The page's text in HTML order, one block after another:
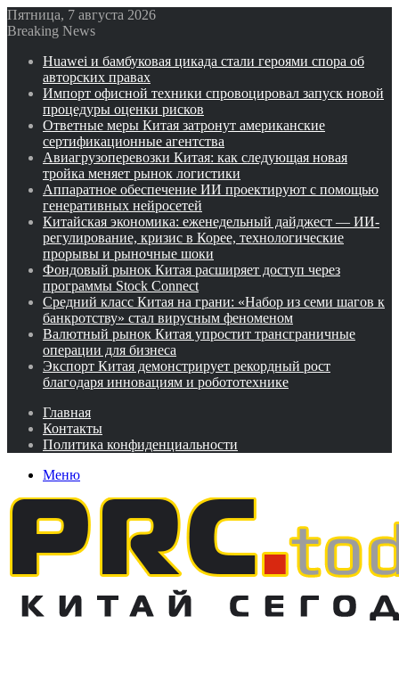
Пятница, 7 августа 2026
Breaking News
Huawei и бамбуковая цикада стали героями спора об
авторских правах
Импорт офисной техники спровоцировал запуск новой
процедуры оценки рисков
Ответные меры Китая затронут американские
сертификационные агентства
Авиагрузоперевозки Китая: как следующая новая
тройка меняет рынок логистики
Аппаратное обеспечение ИИ проектируют с помощью
генеративных нейросетей
Китайская экономика: еженедельный дайджест — ИИ-
регулирование, кризис в Корее, технологические
прорывы и рыночные шоки
Фондовый рынок Китая расширяет доступ через
программы Stock Connect
Средний класс Китая на грани: «Набор из семи шагов к
банкротству» стал вирусным феноменом
Валютный рынок Китая упростит трансграничные
операции для бизнеса
Экспорт Китая демонстрирует рекордный рост
благодаря инновациям и робототехнике
Главная
Контакты
Политика конфиденциальности
Меню